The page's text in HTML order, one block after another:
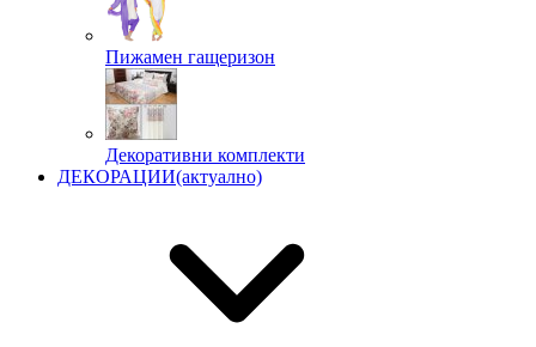
Пижамен гащеризон
Декоративни комплекти
ДЕКОРАЦИИ(актуално)